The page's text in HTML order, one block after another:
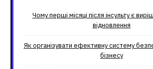
Чому перші місяці після інсульту є
відновлення
Як організувати ефективну систему
бізнесу